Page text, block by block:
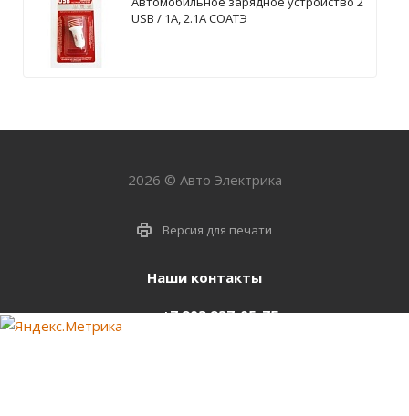
USB / 1А, 2.1А СОАТЭ
2026 © Авто Электрика
Версия для печати
Наши контакты
+7 903 937-05-75